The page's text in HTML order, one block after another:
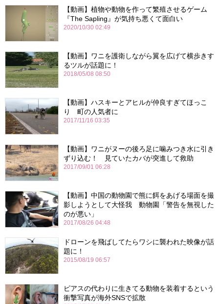
【動画】植物や動物を作って繁殖させるゲーム
『The Sapling』が気持ち悪くて面白い
2020/10/30 02:49
【動画】ワニを護衛しながら翼を広げて横歩きす
るツルが話題に！
2018/05/08 08:50
【動画】ハスキーとアヒルが仲良すぎてほっこ
り 町の人気者に
2017/11/16 03:35
【動画】ワニがヌーの後ろ足に噛みつき水に引き
ずり込む！ 見ていたカバが突進して救助
2017/09/01 06:28
【動画】中国の動物園で熊に餌をあげる場面を撮
影しようとして大怪我 動物園「警告を無視した
のが悪い」
2017/08/26 04:48
ドローンを飛ばしてたらワシに襲われた映像が話
題に！
2015/08/19 06:57
ピアスの代わりに生きてる動物を装着するという
衝撃写真が海外SNSで拡散